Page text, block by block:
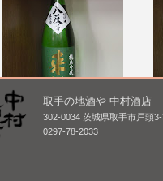
来福 純米吟醸 八反 生原
取手の地酒や 中村酒店
302-0034 茨城県取手市戸頭
0297-78-2033